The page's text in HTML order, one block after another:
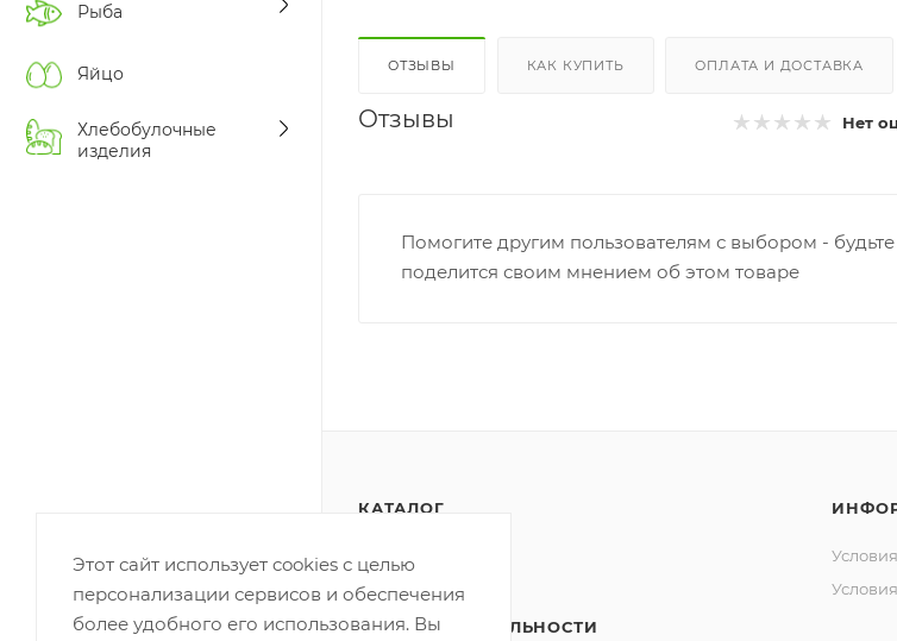
Рыба
Яйцо
Хлебобулочные
изделия
ОТЗЫВЫ КАК КУПИТЬ ОПЛАТА И ДОСТАВКА
Отзывы Нет
Помогите другим пользователям с выбором -
поделится своим мнением об этом товаре
КАТАЛОГ
ПОЛИТИКА
КОНФИДЕНЦИАЛЬНОСТИ
Этот сайт использует cookies с целью
персонализации сервисов и обеспечения
более удобного его использования. Вы